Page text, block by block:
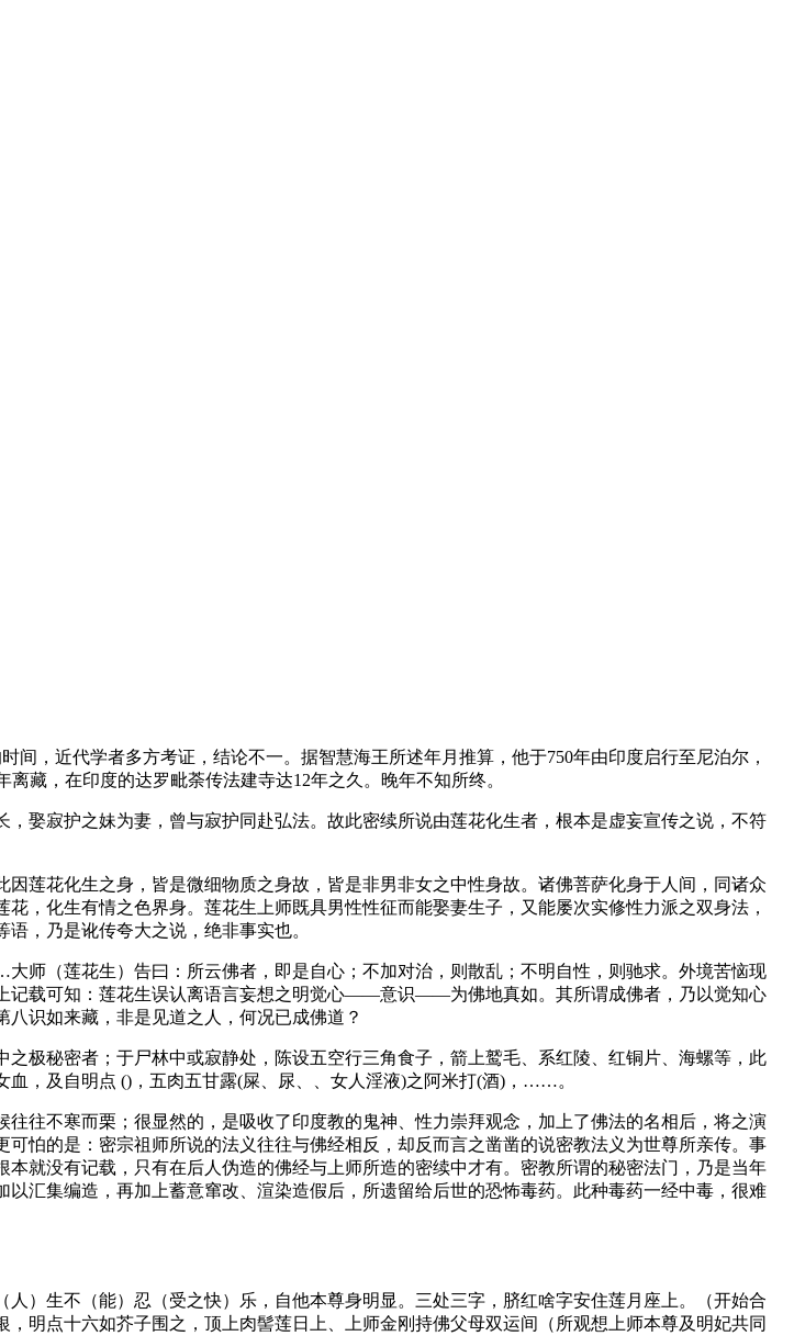
，近代学者多方考证，结论不一。据智慧海王所述年月推算，他于750年由印度启行至尼泊尔，
藏，在印度的达罗毗荼传法建寺达12年之久。晚年不知所终。
娶寂护之妹为妻，曾与寂护同赴弘法。故此密续所说由莲花化生者，根本是虚妄宣传之说，不符
莲花化生之身，皆是微细物质之身故，皆是非男非女之中性身故。诸佛菩萨化身于人间，同诸众
，化生有情之色界身。莲花生上师既具男性性征而能娶妻生子，又能屡次实修性力派之双身法，
，乃是讹传夸大之说，绝非事实也。
师（莲花生）告曰：所云佛者，即是自心；不加对治，则散乱；不明自性，则驰求。外境苦恼现
记载可知：莲花生误认离语言妄想之明觉心——意识——为佛地真如。其所谓成佛者，乃以觉知心
识如来藏，非是见道之人，何况已成佛道？
极秘密者；于尸林中或寂静处，陈设五空行三角食子，箭上鹫毛、系红陵、红铜片、海螺等，此
及自明点 ()，五肉五甘露(屎、尿、、女人淫液)之阿米打(酒)，……。
往不寒而栗；很显然的，是吸收了印度教的鬼神、性力崇拜观念，加上了佛法的名相后，将之演
怕的是：密宗祖师所说的法义往往与佛经相反，却反而言之凿凿的说密教法义为世尊所亲传。事
就没有记载，只有在后人伪造的佛经与上师所造的密续中才有。密教所谓的秘密法门，乃是当年
汇集编造，再加上蓄意窜改、渲染造假后，所遗留给后世的恐怖毒药。此种毒药一经中毒，很难
）生不（能）忍（受之快）乐，自他本尊身明显。三处三字，脐红啥字安住莲月座上。（开始合
明点十六如芥子围之，顶上肉髻莲日上、上师金刚持佛父母双运间（所观想上师本尊及明妃共同